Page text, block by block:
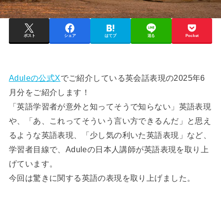
ポスト シェア はてブ 送る Pocket
Aduleの公式Xでご紹介している英会話表現の2025年6
月分をご紹介します！
「英語学習者が意外と知ってそうで知らない」英語表現
や、「あ、これってそういう言い方できるんだ」と思え
るような英語表現、「少し気の利いた英語表現」など、
学習者目線で、Aduleの日本人講師が英語表現を取り上
げています。
今回は驚きに関する英語の表現を取り上げました。